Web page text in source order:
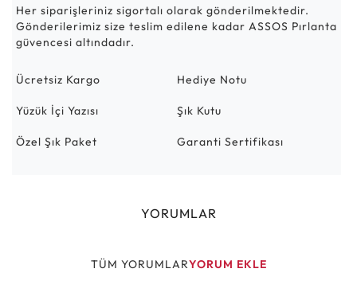
Her siparişleriniz sigortalı olarak gönderilmektedir.
Gönderilerimiz size teslim edilene kadar ASSOS Pırlanta
güvencesi altındadır.
Ücretsiz Kargo Hediye Notu
Yüzük İçi Yazısı Şık Kutu
Özel Şık Paket Garanti Sertifikası
YORUMLAR
TÜM YORUMLARYORUM EKLE